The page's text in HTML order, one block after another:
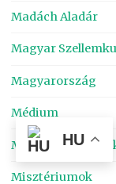
Madách Aladár
Magyar
Magyarország
Médium
Médiumi
Misztériumok
HU